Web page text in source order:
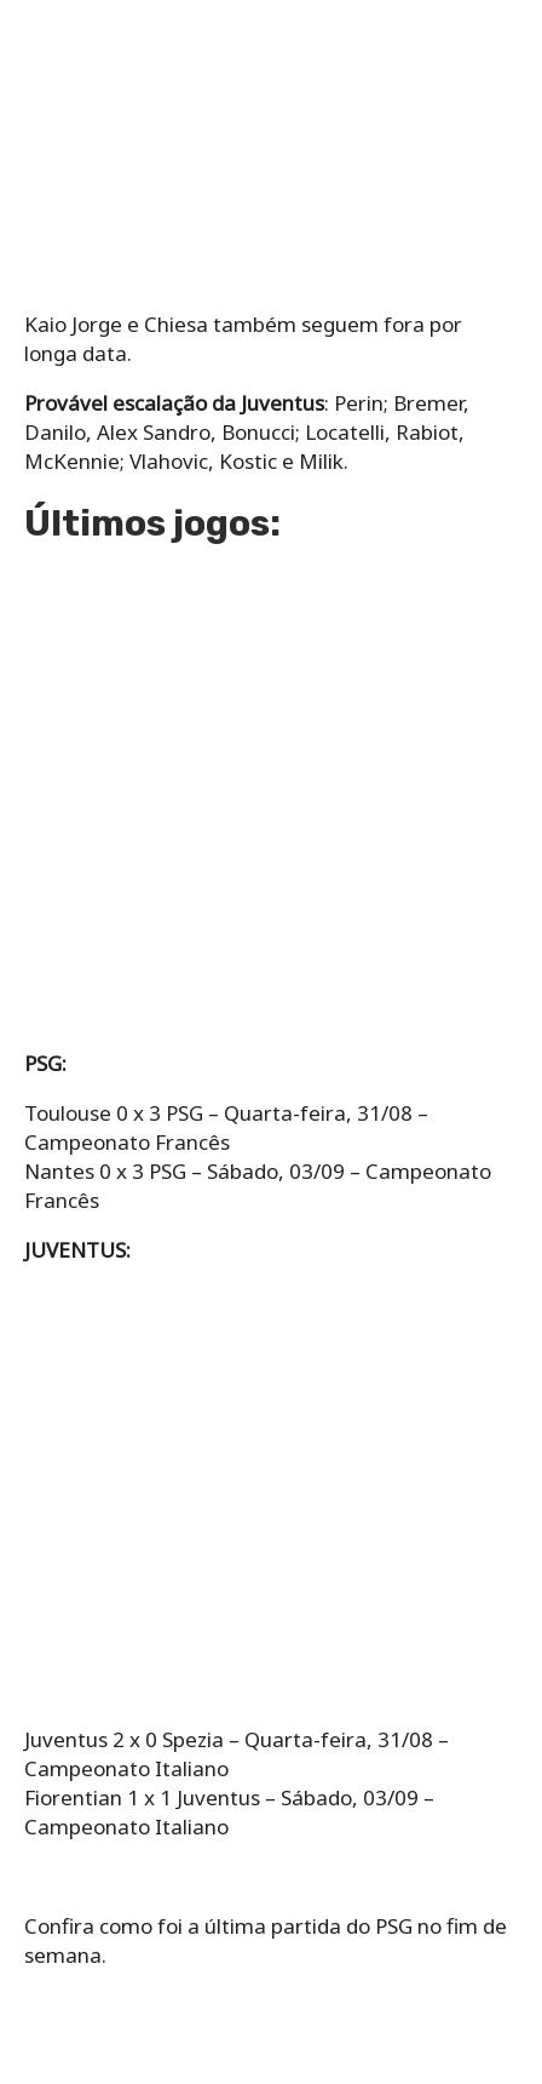
Kaio Jorge e Chiesa também seguem fora por
longa data.
Provável escalação da Juventus: Perin; Bremer,
Danilo, Alex Sandro, Bonucci; Locatelli, Rabiot,
McKennie; Vlahovic, Kostic e Milik.
Últimos jogos:
PSG:
Toulouse 0 x 3 PSG – Quarta-feira, 31/08 –
Campeonato Francês
Nantes 0 x 3 PSG – Sábado, 03/09 – Campeonato
Francês
JUVENTUS:
Juventus 2 x 0 Spezia – Quarta-feira, 31/08 –
Campeonato Italiano
Fiorentian 1 x 1 Juventus – Sábado, 03/09 –
Campeonato Italiano
Confira como foi a última partida do PSG no fim de
semana.